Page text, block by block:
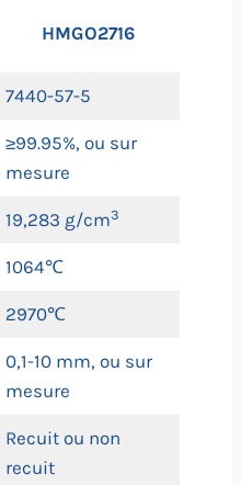
HMGO2716
7440-57-5
≥99.95%, ou sur
mesure
19,283 g/cm3
1064℃
2970℃
0,1-10 mm, ou sur
mesure
Recuit ou non
recuit